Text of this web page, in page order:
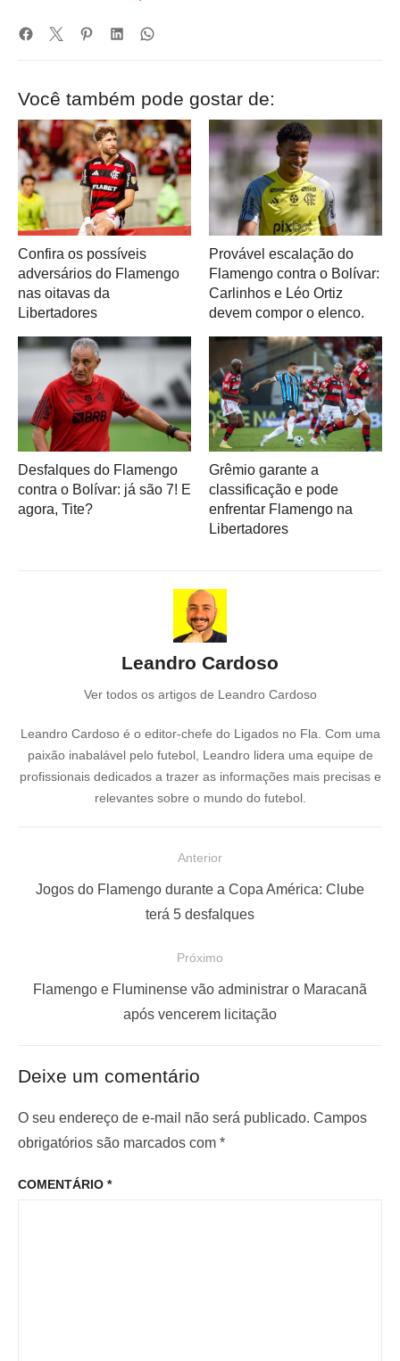
Você também pode gostar de:
Confira os possíveis
adversários do Flamengo
nas oitavas da
Libertadores
Provável escalação do
Flamengo contra o Bolívar:
Carlinhos e Léo Ortiz
devem compor o elenco.
Desfalques do Flamengo
contra o Bolívar: já são 7! E
agora, Tite?
Grêmio garante a
classificação e pode
enfrentar Flamengo na
Libertadores
Leandro Cardoso
Ver todos os artigos de Leandro Cardoso
Leandro Cardoso é o editor-chefe do Ligados no Fla. Com uma
paixão inabalável pelo futebol, Leandro lidera uma equipe de
profissionais dedicados a trazer as informações mais precisas e
relevantes sobre o mundo do futebol.
o
e
P
o
Anterior
i
o
:
Jogos do Flamengo durante a Copa América: Clube
terá 5 desfalques
Próximo
P
m
o
o
Flamengo e Fluminense vão administrar o Maracanã
após vencerem licitação
Deixe um comentário
O seu endereço de e-mail não será publicado. Campos
obrigatórios são marcados com *
COMENTÁRIO *